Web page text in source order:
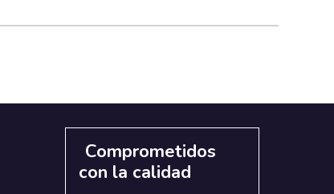
Comprometidos
con la calidad